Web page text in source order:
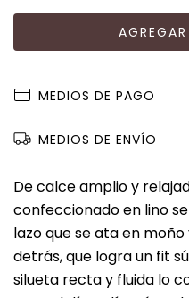
MEDIOS DE PAGO
MEDIOS DE ENVÍO
De calce amplio y
confeccionado en lino
lazo que se ata en
detrás, que logra un fit
silueta recta y fluida lo